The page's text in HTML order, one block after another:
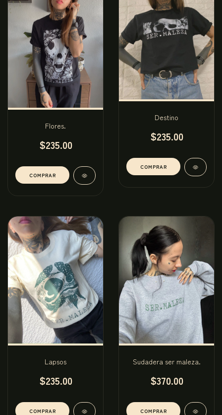
Flores.
$235.00
COMPRAR
Destino
$235.00
COMPRAR
Lapsos
$235.00
COMPRAR
Sudadera ser maleza.
$370.00
COMPRAR